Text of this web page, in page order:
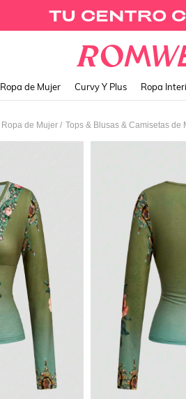
Ropa de Mujer Curvy Y Plus Ropa
Ropa de Mujer / Tops & Blusas & Camisetas de